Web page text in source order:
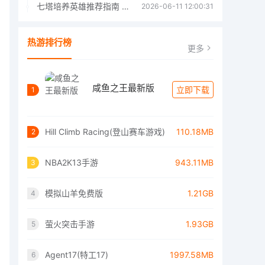
七塔培养英雄推荐指南 七塔培养哪个英雄好 2026-06-11 12:00:31
热游排行榜 更多
1 咸鱼之王最新版 立即下载
2 Hill Climb Racing(登山赛车游戏) 110.18MB
3 NBA2K13手游 943.11MB
4 模拟山羊免费版 1.21GB
5 萤火突击手游 1.93GB
6 Agent17(特工17) 1997.58MB